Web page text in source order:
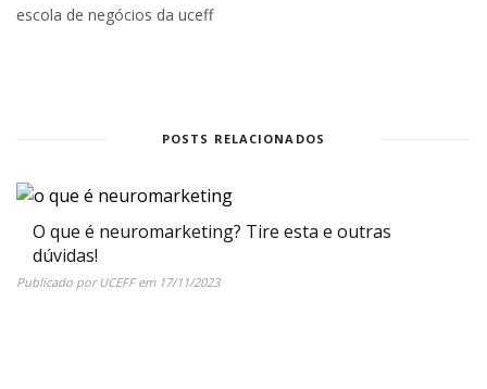
escola de negócios da uceff
POSTS RELACIONADOS
O que é neuromarketing? Tire esta e outras
dúvidas!
Publicado porUCEFFem 17/11/2023